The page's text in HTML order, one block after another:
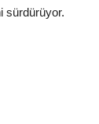
sürdürüyor.